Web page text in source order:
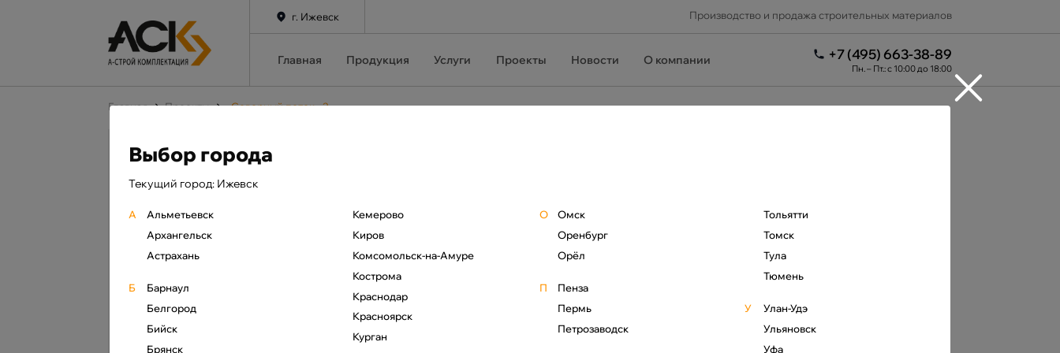
г. Ижевск Производство и продажа строительных материалов
Главная Продукция Услуги Проекты Новости О компании +7 (495) 663-38-89
Пн. – Пт.: с 10:00 до 18:00
Главная Проекты «Северный поток - 2»
Сила Сибири
Северный поток - 2
Джубга-Лазаревское-
Северный поток - 2
Надежность и гибкость поставок
российского газа в Европу
Выбор города
Текущий город: Ижевск
А
Альметьевск
Архангельск
Астрахань
Б
Барнаул
Белгород
Бийск
Брянск
Кемерово
Киров
Комсомольск-на-Амуре
Кострома
Краснодар
Красноярск
Курган
О
Омск
Оренбург
Орёл
П
Пенза
Пермь
Петрозаводск
Тольятти
Томск
Тула
Тюмень
У
Улан-Удэ
Ульяновск
Уфа